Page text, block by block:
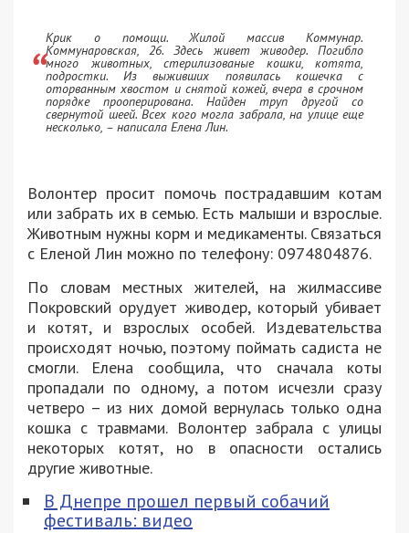
Крик о помощи. Жилой массив Коммунар.
Коммунаровская, 26. Здесь живет живодер. Погибло
много животных, стерилизованые кошки, котята,
подростки. Из выживших появилась кошечка с
оторванным хвостом и снятой кожей, вчера в срочном
порядке прооперирована. Найден труп другой со
свернутой шеей. Всех кого могла забрала, на улице еще
несколько, – написала Елена Лин.
Волонтер просит помочь пострадавшим котам
или забрать их в семью. Есть малыши и взрослые.
Животным нужны корм и медикаменты. Связаться
с Еленой Лин можно по телефону: 0974804876.
По словам местных жителей, на жилмассиве
Покровский орудует живодер, который убивает
и котят, и взрослых особей. Издевательства
происходят ночью, поэтому поймать садиста не
смогли. Елена сообщила, что сначала коты
пропадали по одному, а потом исчезли сразу
четверо – из них домой вернулась только одна
кошка с травмами. Волонтер забрала с улицы
некоторых котят, но в опасности остались
другие животные.
В Днепре прошел первый собачий
фестиваль: видео